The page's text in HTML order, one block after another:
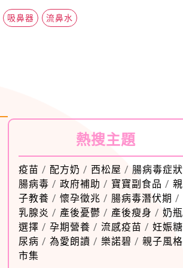
吸鼻器 流鼻水
熱搜主題
疫苗 / 配方奶 / 西松屋 / 腸病毒症狀
腸病毒 / 政府補助 / 寶寶副食品 / 親
子教養 / 懷孕徵兆 / 腸病毒潛伏期 /
乳腺炎 / 產後憂鬱 / 產後瘦身 / 奶瓶
選擇 / 孕期營養 / 流感疫苗 / 妊娠糖
尿病 / 為愛朗讀 / 樂諾碧 / 親子風格
市集